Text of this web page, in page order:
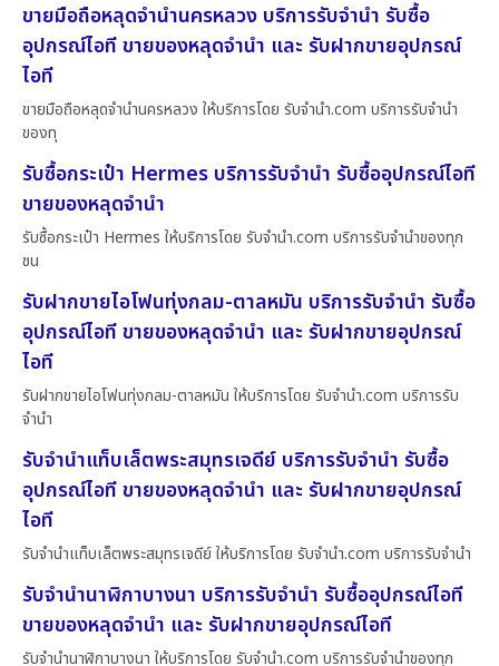
ขายมือถือหลุดจำนำนครหลวง บริการรับจำนำ รับซื้อ
อุปกรณ์ไอที ขายของหลุดจำนำ และ รับฝากขายอุปกรณ์
ไอที
ขายมือถือหลุดจำนำนครหลวง ให้บริการโดย รับจํานํา.com บริการรับจำนำ
ของทุ
รับซื้อกระเป๋า Hermes บริการรับจำนำ รับซื้ออุปกรณ์ไอที
ขายของหลุดจำนำ
รับซื้อกระเป๋า Hermes ให้บริการโดย รับจํานํา.com บริการรับจำนำของทุก
ชน
รับฝากขายไอโฟนทุ่งกลม-ตาลหมัน บริการรับจำนำ รับซื้อ
อุปกรณ์ไอที ขายของหลุดจำนำ และ รับฝากขายอุปกรณ์
ไอที
รับฝากขายไอโฟนทุ่งกลม-ตาลหมัน ให้บริการโดย รับจํานํา.com บริการรับ
จำนำ
รับจำนำแท็บเล็ตพระสมุทรเจดีย์ บริการรับจำนำ รับซื้อ
อุปกรณ์ไอที ขายของหลุดจำนำ และ รับฝากขายอุปกรณ์
ไอที
รับจำนำแท็บเล็ตพระสมุทรเจดีย์ ให้บริการโดย รับจํานํา.com บริการรับจำนำ
รับจำนำนาฬิกาบางนา บริการรับจำนำ รับซื้ออุปกรณ์ไอที
ขายของหลุดจำนำ และ รับฝากขายอุปกรณ์ไอที
รับจำนำนาฬิกาบางนา ให้บริการโดย รับจํานํา.com บริการรับจำนำของทุก